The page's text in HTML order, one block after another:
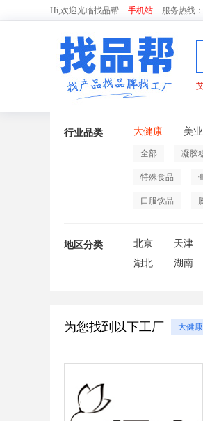
Hi,欢迎光临找品帮 手机站 服务热线
行业品类 大健康 美业
全部 凝胶
特殊食品
口服饮品
地区分类 北京 天津
湖北
湖南
为您找到以下工厂 大健康